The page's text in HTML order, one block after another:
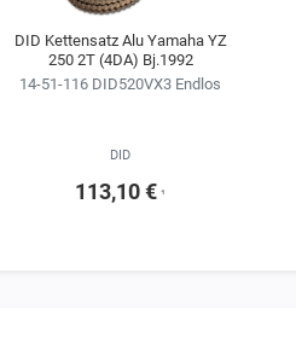
DID Kettensatz Alu Yamaha YZ
250 2T (4DA) Bj.1992
14-51-116 DID520VX3 Endlos
DID
113,10 € ¹